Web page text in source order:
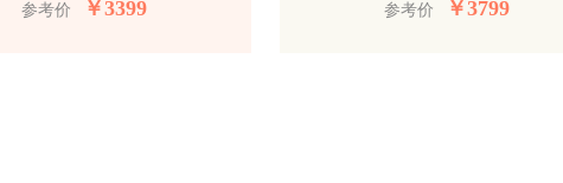
参考价
￥3399
参考价
￥3799